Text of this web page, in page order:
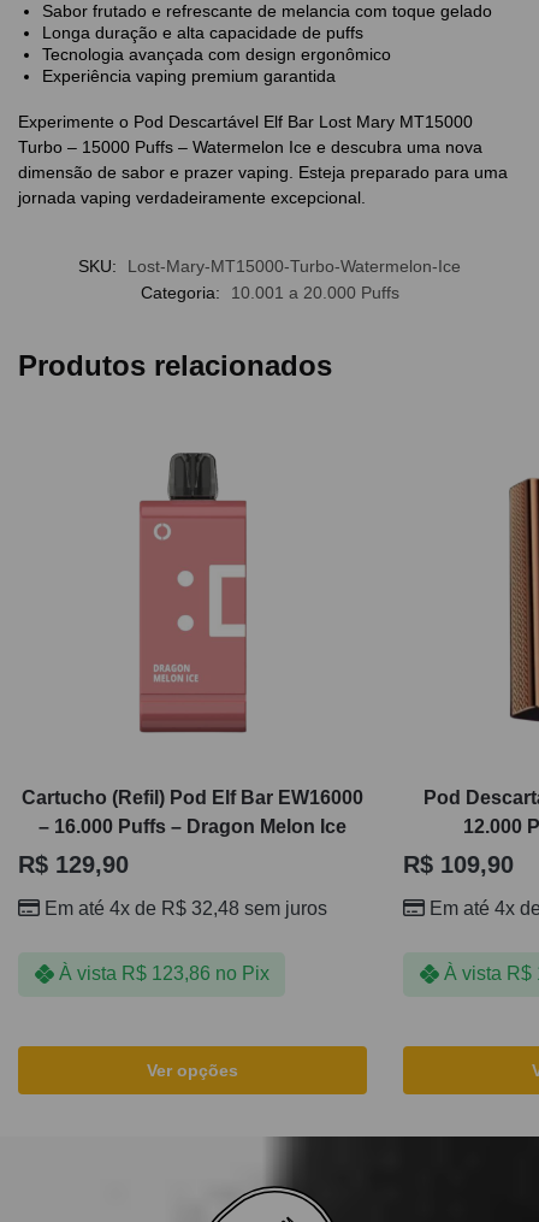
Sabor frutado e refrescante de melancia com toque gelado
Longa duração e alta capacidade de puffs
Tecnologia avançada com design ergonômico
Experiência vaping premium garantida
Experimente o Pod Descartável Elf Bar Lost Mary MT15000
Turbo – 15000 Puffs – Watermelon Ice e descubra uma nova
dimensão de sabor e prazer vaping. Esteja preparado para uma
jornada vaping verdadeiramente excepcional.
SKU:
Lost-Mary-MT15000-Turbo-Watermelon-Ice
Categoria:
10.001 a 20.000 Puffs
Produtos relacionados
Cartucho (Refil) Pod Elf Bar EW16000
– 16.000 Puffs – Dragon Melon Ice
R$ 129,90
Em até 4x de R$ 32,48 sem juros
À vista R$123,86 no Pix
Ver opções
Pod
12.000
R$ 109,90
Em até 4x
À vista R$